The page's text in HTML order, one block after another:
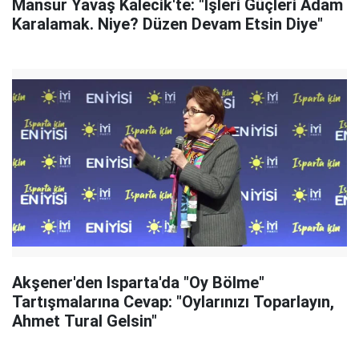
Mansur Yavaş Kalecik'te: "İşleri Güçleri Adam
Karalamak. Niye? Düzen Devam Etsin Diye"
Akşener'den Isparta'da "Oy Bölme"
Tartışmalarına Cevap: "Oylarınızı Toparlayın,
Ahmet Tural Gelsin"